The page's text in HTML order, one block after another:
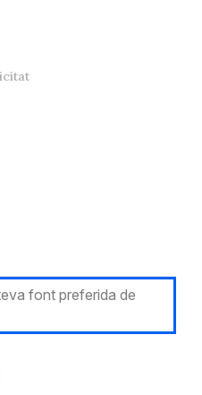
font preferida de